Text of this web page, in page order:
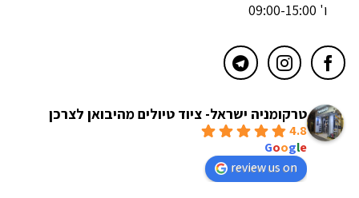
ו' 09:00-15:00
טרקומניה ישראל- ציוד טיולים מהיבואן לצרכן
4.8
Google
review us on